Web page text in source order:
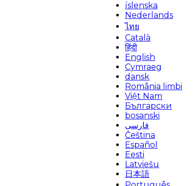
íslenska
Nederlands
ไทย
Català
हिंदी
English
Cymraeg
dansk
România limbi
Việt Nam
Български
bosanski
فارسی
Čeština
Español
Eesti
Latviešu
日本語